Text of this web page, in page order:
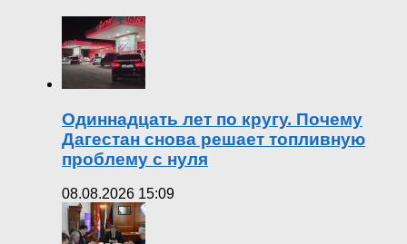
Одиннадцать лет по кругу. Почему
Дагестан снова решает топливную
проблему с нуля
08.08.2026 15:09